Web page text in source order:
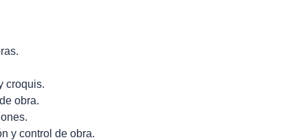
croquis.
obra.
y control de obra.